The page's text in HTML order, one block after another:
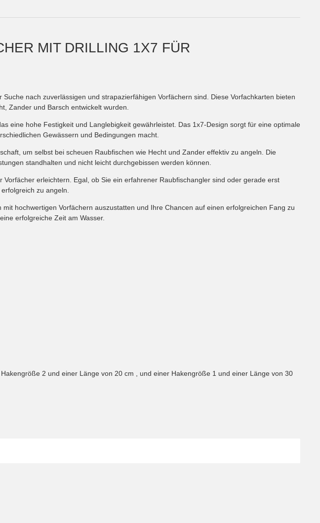
MIT DRILLING 1X7 FÜR
nach zuverlässigen und strapazierfähigen Vorfächern sind. Diese Vorfachkarten bieten
Zander und Barsch entwickelt wurden.
eine hohe Festigkeit und Langlebigkeit gewährleistet. Das 1x7-Design sorgt für eine optimale
Gewässern und Bedingungen macht.
um selbst bei scheuen Raubfischen wie Hecht und Zander effektiv zu angeln. Die
standhalten und nicht leicht durchgebissen werden können.
erleichtern. Egal, ob Sie ein erfahrener Raubfischangler sind oder gerade erst
zu angeln.
hochwertigen Vorfächern auszustatten und Ihre Chancen auf einen erfolgreichen Fang zu
erfolgreiche Zeit am Wasser.
2 und einer Länge von 20 cm , und einer Hakengröße 1 und einer Länge von 30